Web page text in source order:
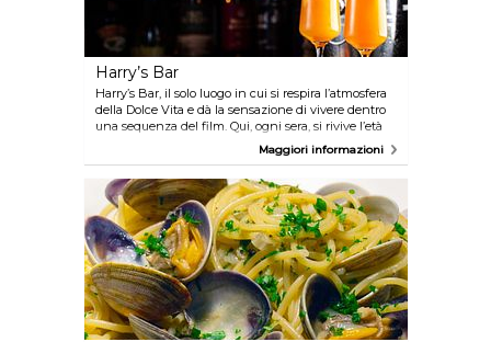
Harry’s Bar
Harry’s Bar, il solo luogo in cui si respira l’atmosfera
della Dolce Vita e dà la sensazione di vivere dentro
una sequenza del film. Qui, ogni sera, si rivive l’età
d’oro dei ruggenti anni '60, sorseggiando un
aperitivo, ascoltando il piano, mentre la musica si
diffonde lungo la celebre Via Veneto. Inoltre, la
raffinata cucina richiama l’autentico spirito
mediterraneo, preparata solo con i migliori
ingredienti locali.
Maggiori informazioni